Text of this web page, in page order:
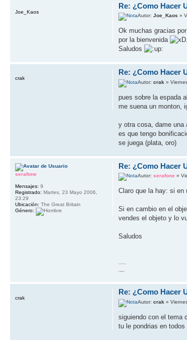
Re: ¿Como Hacer
Autor:Joe_Kaos »
Ok muchas gracias
por la bienvenida
.
Saludos
Joe_Kaos
Re: ¿Como Hacer
Autor:crak »
pues sobre la espada
me suena un monton,
y otra cosa, dame una
es que tengo
se juega (plata, oro)
crak
Re: ¿Como Hacer
Autor:serafone »
Claro que la hay: si en
Si en cambio en el
vendes el objeto y lo
Saludos
serafone
Mensajes: 9
Registrado: Martes, 23 Mayo 2006,
23:29
Ubicación: The Great Britain
Género:
Re: ¿Como Hacer
Autor:crak »
siguiendo con el tema
tu le pondrias en
crak